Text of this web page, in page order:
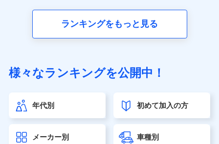
（https://www.sonylife.co.jp）
第一ネオ生命保険株式会社（https://neofirst.co.jp/）
大樹生命保険株式会社（https://www.taiju-life.co.jp）
seimei.co.jp）
ランキングをもっと見る
様々なランキングを公開中！
年代別 初めて加入の方
メーカー別 車種別